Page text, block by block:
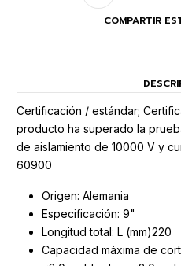
COMPARTIR
Certificación / estándar;
producto ha superado la
de aislamiento de 10000 V y
60900
Origen: Alemania
Especificación: 9"
Longitud total: L (mm)220
Capacidad máxima de